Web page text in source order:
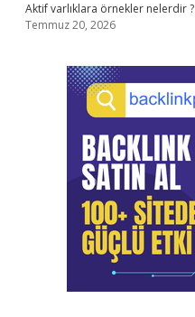
Aktif varlıklara örnekler nelerdir ?
Temmuz 20, 2026